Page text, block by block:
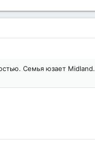
Семья юзает Midland.